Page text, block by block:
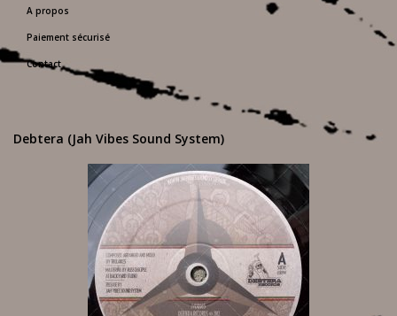
A propos
Paiement sécurisé
Contact
Debtera (Jah Vibes Sound System)